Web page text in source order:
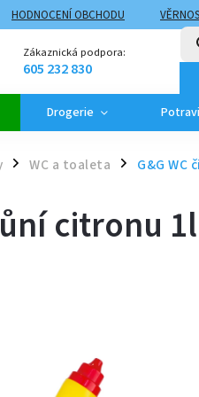
HODNOCENÍ OBCHODU
MOJE
Zákaznická podpora:
605 232 830
Drogerie
/ WC a toaleta / G&G WC
citronu 1l